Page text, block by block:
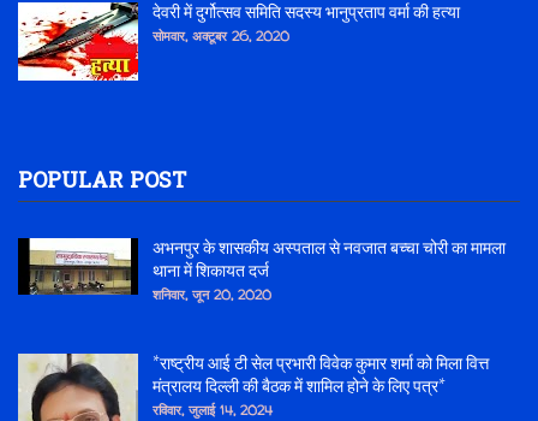
देवरी में दुर्गोत्सव समिति सदस्य भानुप्रताप वर्मा की हत्या
सोमवार, अक्टूबर 26, 2020
POPULAR POST
अभनपुर के शासकीय अस्पताल से नवजात बच्चा चोरी का मामला
थाना में शिकायत दर्ज
शनिवार, जून 20, 2020
*राष्ट्रीय आई टी सेल प्रभारी विवेक कुमार शर्मा को मिला वित्त
मंत्रालय दिल्ली की बैठक में शामिल होने के लिए पत्र*
रविवार, जुलाई 14, 2024